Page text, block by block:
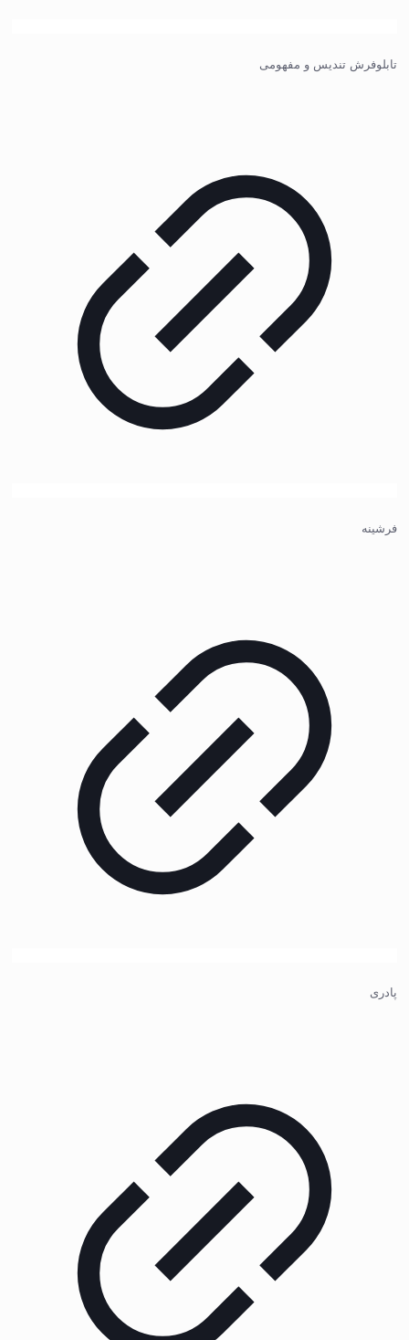
تابلوفرش تندیس و مفهومی
فرشینه
پادری